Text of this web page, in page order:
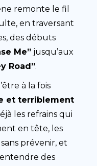
remonte le fil
en traversant
des débuts
Me”jusqu’aux
Road”.
à la fois
et terriblement
les refrains qui
en tête, les
prévenir, et
des